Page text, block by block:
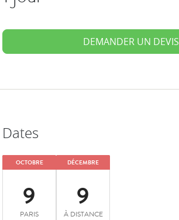
DEMANDER UN DEVIS
Dates
OCTOBRE
9
PARIS
DÉCEMBRE
9
À DISTANCE